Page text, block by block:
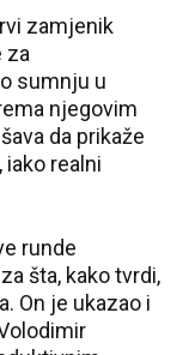
zamjenik
za
sumnju u
njegovim
da prikaže
realni
runde
šta, kako tvrdi,
On je ukazao i